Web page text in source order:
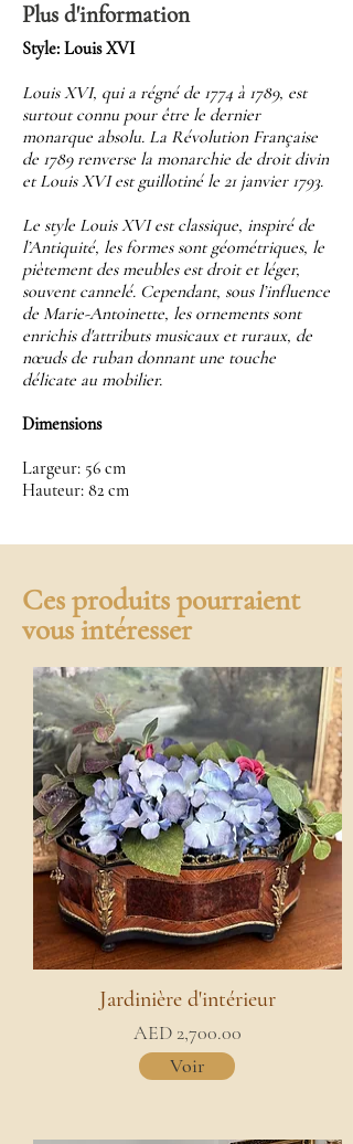
Plus d'information
Style: Louis XVI
Louis XVI, qui a régné de 1774 à 1789, est
surtout connu pour être le dernier
monarque absolu. La Révolution Française
de 1789 renverse la monarchie de droit divin
et Louis XVI est guillotiné le 21 janvier 1793.
Le style Louis XVI est classique, inspiré de
l’Antiquité, les formes sont géométriques, le
piètement des meubles est droit et léger,
souvent cannelé. Cependant, sous l’influence
de Marie-Antoinette, les ornements sont
enrichis d'attributs musicaux et ruraux, de
nœuds de ruban donnant une touche
délicate au mobilier.
Dimensions
Largeur: 56 cm
Hauteur: 82 cm
Ces produits pourraient
vous intéresser
Jardinière d'intérieur
AED 2,700.00
Voir